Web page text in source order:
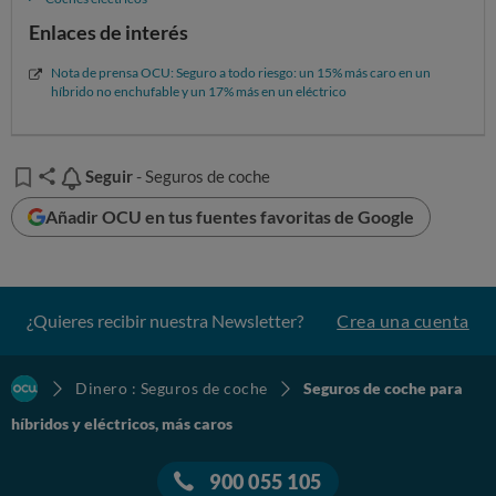
Enlaces de interés
Nota de prensa OCU: Seguro a todo riesgo: un 15% más caro en un
híbrido no enchufable y un 17% más en un eléctrico
Seguir
Seguir - Seguros de coche
Añadir OCU en tus fuentes favoritas de Google
¿Quieres recibir nuestra Newsletter? Crea una cuenta
Dinero : Seguros de coche
Seguros de coche para
híbridos y eléctricos, más caros
900 055 105